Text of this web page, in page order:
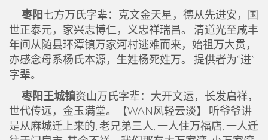
枣阳七方万氏字辈：克文金天星，德从先进安，国
世正泰元，家兴志博仁，义忠祥瑞昌。 清道光至咸丰
年间从随县环潭镇万家河村逃难而来，始祖万大贯，
亦感念母系杨氏本源，生姓杨死姓万。 提供者为“进”
字辈。
枣阳王城镇资山万氏字辈：大开文运，长发启祥，
世代传远，金玉满堂。【WAN风轻云淡】 听爷爷讲
是从麻城迁上来的, 老兄弟三人, 一人住万福店, 一人迁